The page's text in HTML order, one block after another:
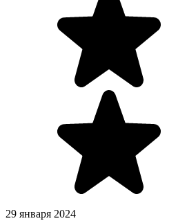
29 января 2024